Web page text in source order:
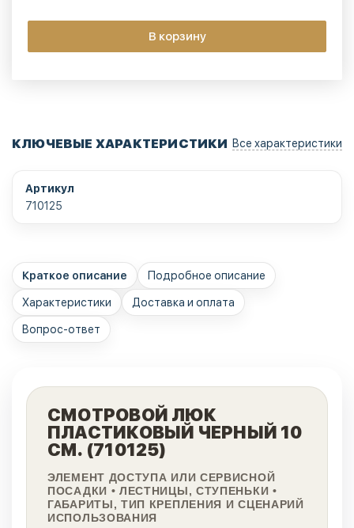
В корзину
КЛЮЧЕВЫЕ ХАРАКТЕРИСТИКИ Все характеристики
Артикул
710125
Краткое описание Подробное описание
Характеристики Доставка и оплата
Вопрос-ответ
СМОТРОВОЙ ЛЮК
ПЛАСТИКОВЫЙ ЧЕРНЫЙ 10
СМ. (710125)
ЭЛЕМЕНТ ДОСТУПА ИЛИ СЕРВИСНОЙ
ПОСАДКИ • ЛЕСТНИЦЫ, СТУПЕНЬКИ •
ГАБАРИТЫ, ТИП КРЕПЛЕНИЯ И СЦЕНАРИЙ
ИСПОЛЬЗОВАНИЯ